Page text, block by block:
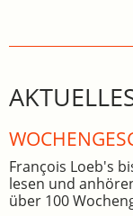
François Loeb's
lesen und
über 100